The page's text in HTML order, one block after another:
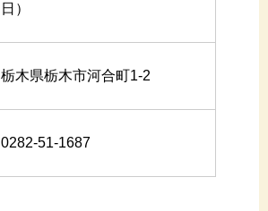
日）
栃木県栃木市河合町1-2
0282-51-1687